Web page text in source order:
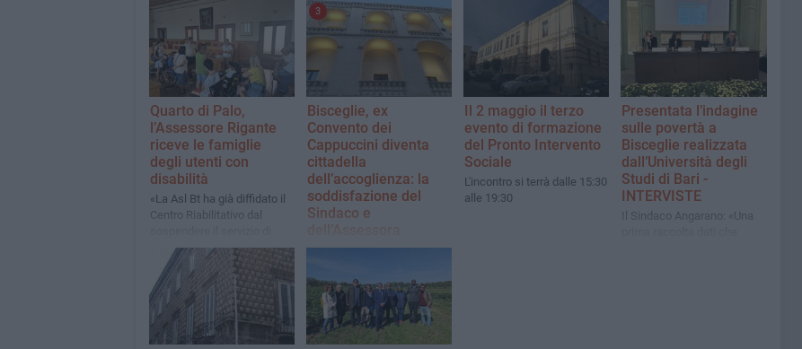
Quarto di Palo,
l’Assessore Rigante
riceve le famiglie
degli utenti con
disabilità
«La Asl Bt ha già diffidato il
Centro Riabilitativo dal
trasporto, stiamo già
lavorando per risolvere una
volta per tutte il problema
burocratico»
3
Bisceglie, ex
Convento dei
Cappuccini diventa
cittadella
dell’accoglienza: la
soddisfazione del
Sindaco e
Angarano: «È un risultato
Città»
Il 2 maggio il terzo
evento di formazione
del Pronto Intervento
Sociale
L'incontro si terrà dalle 15:30
alle 19:30
Presentata l’indagine
sulle povertà a
Bisceglie realizzata
dall’Università degli
Studi di Bari -
INTERVISTE
Il Sindaco Angarano: «Una